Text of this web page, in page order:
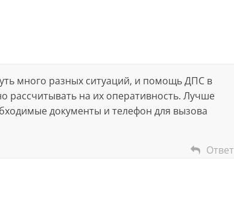
много разных ситуаций, и помощь ДПС в
рассчитывать на их оперативность. Лучше
документы и телефон для вызова
Ответ